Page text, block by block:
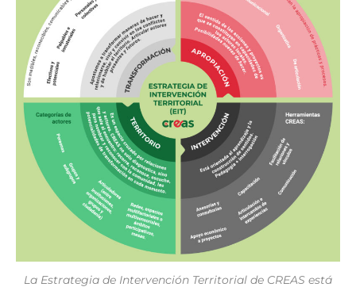
La Estrategia de Intervención Territorial de CREAS está